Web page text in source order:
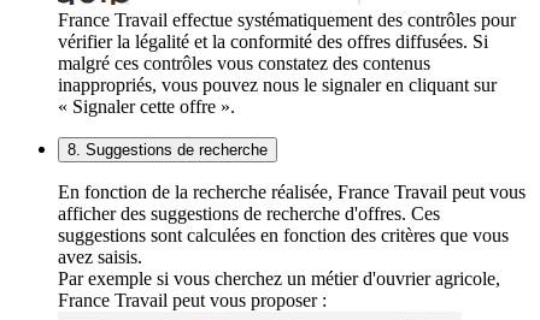
France Travail effectue systématiquement des contrôles pour
vérifier la légalité et la conformité des offres diffusées. Si
malgré ces contrôles vous constatez des contenus
inappropriés, vous pouvez nous le signaler en cliquant sur
« Signaler cette offre ».
8. Suggestions de recherche
En fonction de la recherche réalisée, France Travail peut vous
afficher des suggestions de recherche d'offres. Ces
suggestions sont calculées en fonction des critères que vous
avez saisis.
Par exemple si vous cherchez un métier d'ouvrier agricole,
France Travail peut vous proposer :